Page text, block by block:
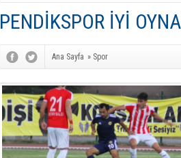
PENDİKSPOR İYİ
Ana Sayfa » Spor